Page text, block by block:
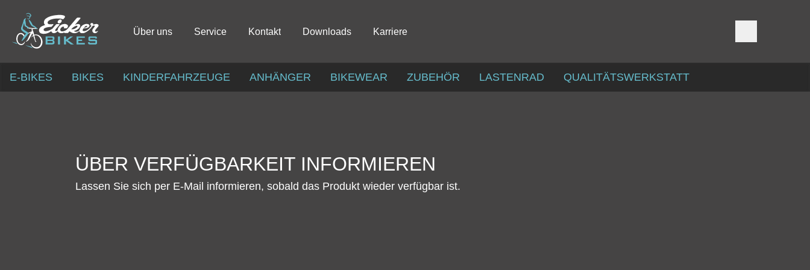
Über uns Service Kontakt Downloads Karriere
E-BIKES BIKES KINDERFAHRZEUGE ANHÄNGER BIKEWEAR ZUBEHÖR LASTENRAD QUALITÄTSWERKSTATT
ÜBER VERFÜGBARKEIT INFORMIEREN
Lassen Sie sich per E-Mail informieren, sobald das Produkt wieder verfügbar ist.